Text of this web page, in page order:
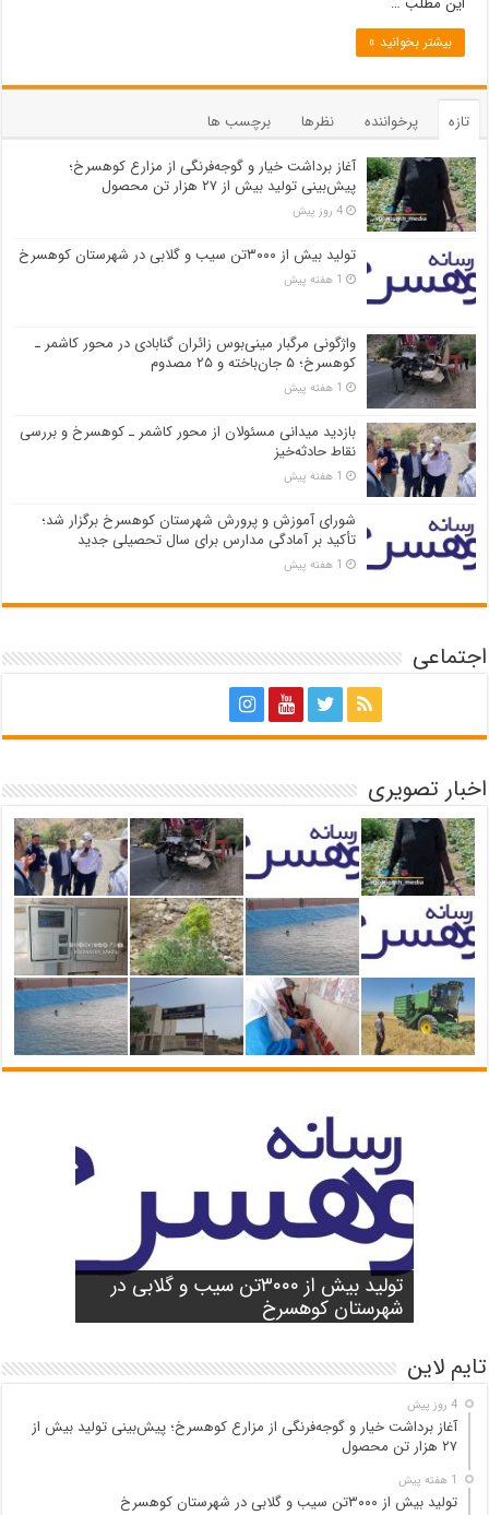
بیشتر بخوانید »
تازه پرخواننده نظرها
برچسب ها
آغاز برداشت خیار و گوجه‌فرنگی از مزارع کوهسرخ؛
پیش‌بینی تولید بیش از ۲۷ هزار تن محصول
4 روز پیش
تولید بیش از ۳۰۰۰تن سیب و گلابی در شهرستان کوهسرخ
1 هفته پیش
واژگونی مرگبار مینی‌بوس زائران گنابادی در محور کاشمر ـ
کوهسرخ؛ ۵ جان‌باخته و ۲۵ مصدوم
1 هفته پیش
بازدید میدانی مسئولان از محور کاشمر ـ کوهسرخ و بررسی
نقاط حادثه‌خیز
1 هفته پیش
شورای آموزش و پرورش شهرستان کوهسرخ برگزار شد؛
تأکید بر آمادگی مدارس برای سال تحصیلی جدید
1 هفته پیش
اجتماعی
اخبار تصویری
آغاز برداشت خیار و گوجه‌فرنگی از مزارع
کوهسرخ؛ پیش‌بینی تولید بیش از ۲۷ هزار
تن محصول
تولید بیش از ۳۰۰۰تن سیب و گلابی در
شهرستان کوهسرخ
واژگونی مرگبار مینی‌بوس زائران گنابادی
در محور کاشمر ـ کوهسرخ؛ ۵ جان‌باخته و
۲۵ مصدوم
بازدید میدانی مسئولان از محور کاشمر ـ
کوهسرخ و بررسی نقاط حادثه‌خیز
شورای آموزش و پرورش شهرستان
کوهسرخ برگزار شد؛ تأکید بر آمادگی
مدارس برای سال تحصیلی جدید
تایم لاین
4 روز پیش
آغاز برداشت خیار و گوجه‌فرنگی از مزارع کوهسرخ؛ پیش‌بینی تولید بیش از
۲۷ هزار تن محصول
1 هفته پیش
تولید بیش از ۳۰۰۰تن سیب و گلابی در شهرستان کوهسرخ